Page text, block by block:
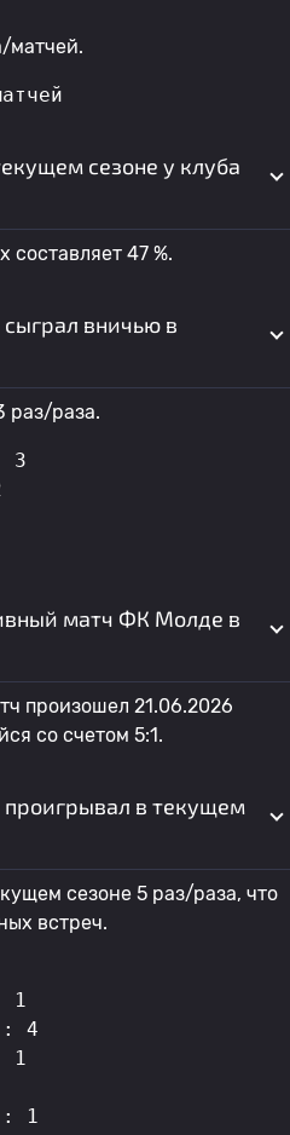
матчей.
сезоне у клуба
47 %.
вничью в
раз/раза.
3
матч ФК Молде в
произошел 21.06.2026
со счетом 5:1.
в текущем
сезоне 5 раз/раза, что
встреч.
1
4
1
1